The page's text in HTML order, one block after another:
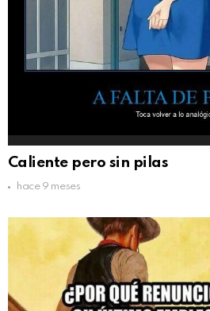
Caliente pero sin pilas
hace 9 meses